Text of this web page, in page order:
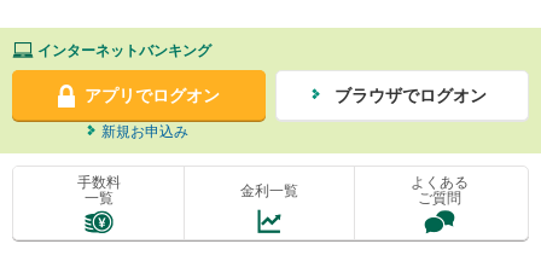
インターネットバンキング
アプリでログオン ブラウザでログオン
新規お申込み
手数料
一覧
金利一覧
よくある
ご質問